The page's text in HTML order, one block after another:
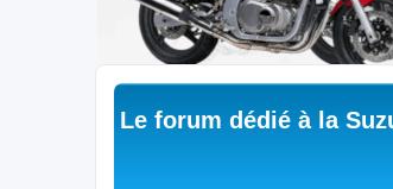
Le forum dédié à la